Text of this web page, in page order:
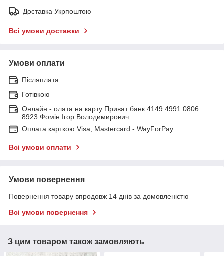
Доставка Укрпоштою
Всі умови доставки
Умови оплати
Післяплата
Готівкою
Онлайн - олата на карту Приват банк 4149 4991 0806
8923 Фомін Ігор Володимирович
Оплата карткою Visa, Mastercard - WayForPay
Всі умови оплати
Умови повернення
Повернення товару впродовж 14 днів за домовленістю
Всі умови повернення
З цим товаром також замовляють